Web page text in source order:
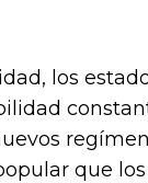
los
que